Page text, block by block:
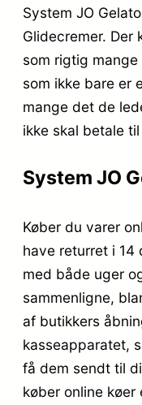
System JO
Glidecremer.
som rigtig
som ikke bare er
mange det de
ikke skal betale
System JO
Køber du varer
have returret i
med både uger
sammenligne,
af butikkers
kasseapparatet,
få dem sendt til
køber online